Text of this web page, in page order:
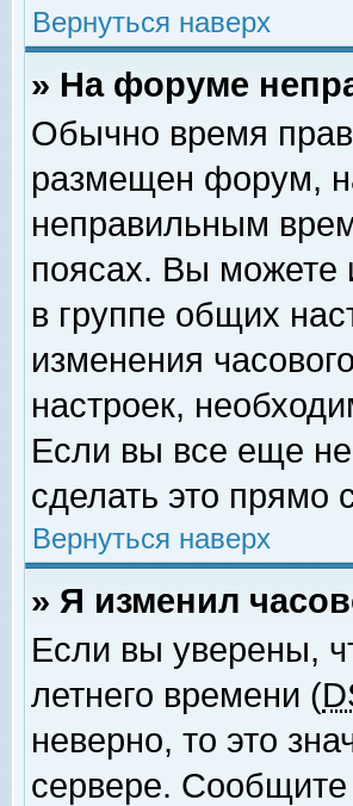
Вернуться наверх
» На форуме
Обычно время
размещен форум,
неправильным
поясах. Вы можете
в группе общих
изменения
настроек,
Если вы все еще
сделать это прямо
Вернуться наверх
» Я изменил
Если вы уверены,
летнего времени (
неверно, то это
сервере.